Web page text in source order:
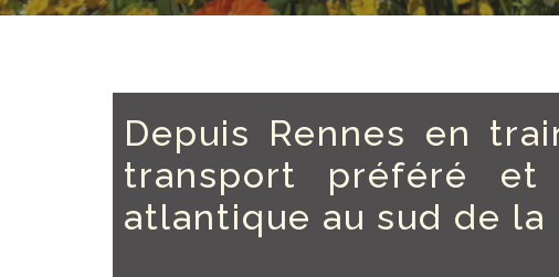
Depuis Rennes en
transport préféré et
atlantique au sud de la